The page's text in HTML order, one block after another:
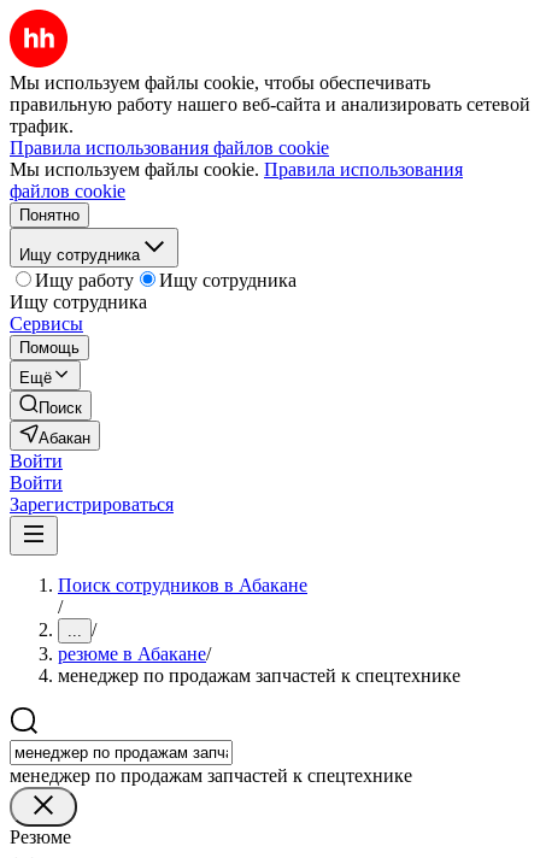
Мы используем файлы cookie, чтобы обеспечивать
правильную работу нашего веб-сайта и анализировать сетевой
трафик.
Правила использования файлов cookie
Мы используем файлы cookie. Правила использования
файлов cookie
Понятно
Ищу сотрудника
Ищу работу
Ищу сотрудника
Ищу сотрудника
Сервисы
Помощь
Ещё
Поиск
Абакан
Войти
Войти
Зарегистрироваться
Поиск сотрудников в Абакане
/
... /
резюме в Абакане/
менеджер по продажам запчастей к спецтехнике
менеджер по продажам запчастей к спецтехнике
Резюме